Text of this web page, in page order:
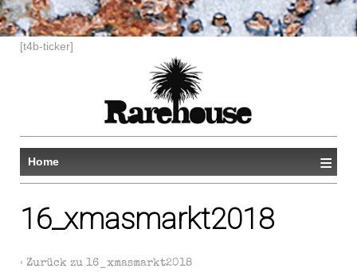
[t4b-ticker]
Home ≡
16_xmasmarkt2018
‹ Zurück zu 16_xmasmarkt2018